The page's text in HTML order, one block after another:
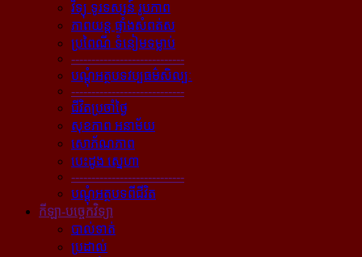
វិទ្យុ ទូរទស្សន៍ រូបភាព
ភាពយន្ដ ផ្ទាំងសំពត់ស
ប្រពៃណី ទំនៀមទម្លាប់
----------------------------
បណ្ដុំអត្ថបទវប្បធម៌សិល្បៈ
----------------------------
ជីវិតប្រចាំថ្ងៃ
សុខភាព អនាម័យ
សោភ័ណភាព
បេះដូង ស្នេហា
----------------------------
បណ្ដុំអត្ថបទពីជីវិត
កីឡា-បច្ចេកវិទ្យា
បាល់ទាត់
ប្រដាល់